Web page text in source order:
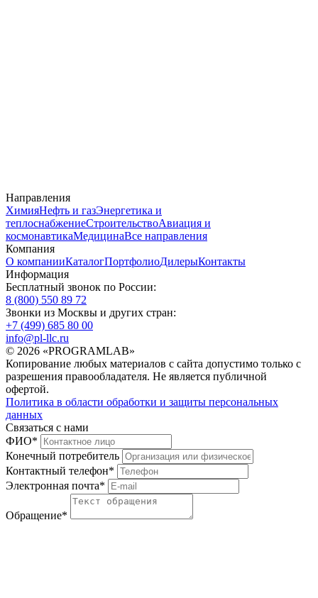
Направления
ХимияНефть и газЭнергетика и
теплоснабжениеСтроительствоАвиация и
космонавтикаМедицинаВсе направления
Компания
О компанииКаталогПортфолиоДилерыКонтакты
Информация
Бесплатный звонок по России:
8 (800) 550 89 72
Звонки из Москвы и других стран:
+7 (499) 685 80 00
info@pl-llc.ru
© 2026 «PROGRAMLAB»
Копирование любых материалов с сайта допустимо только с
разрешения правообладателя. Не является публичной
офертой.
Политика в области обработки и защиты персональных
данных
Связаться с нами
ФИО*
Конечный потребитель
Контактный телефон*
Электронная почта*
Обращение*